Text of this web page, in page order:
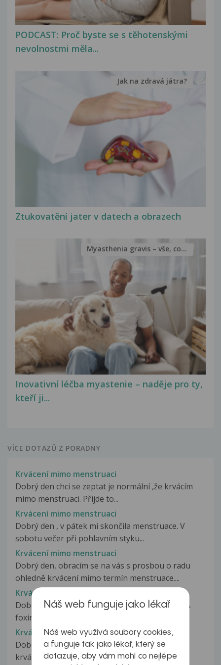
PODCAST: Proč byste se s těhotenskými
nevolnostmi měla...
Ztukovatění jater v datech a obrazech
Jak na zdravá játra?
Inovativní léčba myastenie – naděje pro ty,
kteří ji...
Myasthenia gravis – vše, co...
VÍCE DOTAZŮ Z PORADNY
Krvácení mimo menstruaci
Dobrý den chci se zeptat je normální ,že krvácím
mimo menstruaci. Přijde to...
Krvácení mimo menstruaci
Dobrý den , v pátek mi skončila menstruace. V
sobotu večer při pohlavním styku...
Krvácení mimo menstruaci
Dobrý den, obracím se na vás s prosbou o radu
ohledně krvácení mimo termín menstruace....
Krvácení mimo menstruaci
Dobrý den, asi před týdnem sem začala brát HA
foxinette neo a jakmile mi menstruace...
Krvácení mimo menstruaci
Dobrý den, je mi 23 let a už rok mám problém s
krvácením mimo menstruační cyklus....
Náš web funguje jako lékař
Náš web využívá soubory cookies,
a funguje tak jako lékař, který se
dotazuje, aby vám mohl co nejlépe